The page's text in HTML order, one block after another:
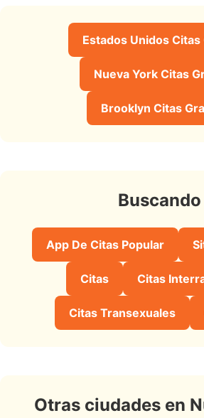
Estados Unidos Citas
Nueva York Citas
Brooklyn Citas
Buscando
App De Citas Popular
Citas Citas
Citas Transexuales
Otras ciudades en